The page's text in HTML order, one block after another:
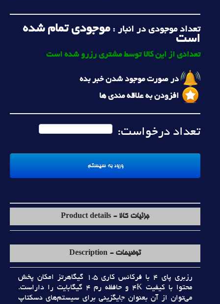
تعداد موجودی در انبار :موجودی تمام شده
است
تعدادی از این کالا توسط مشتری رزرو شده است
در صورت موجود شدن خبر بده
افزودن به علاقه مندی ها
تعداد درخواست:
جزئیات کالا - Product details
توضیحات - Description
رزبري پاي 4 با فرکانس کاري 1.5 گيگاهرتز امکان پخش
محتوا با کيفيت 4K و حافظه رم 4 گيگابايت را داراست.
مي‌توان از آن بعنوان جايگزيني براي سيستم‌هاي دسکتاپ